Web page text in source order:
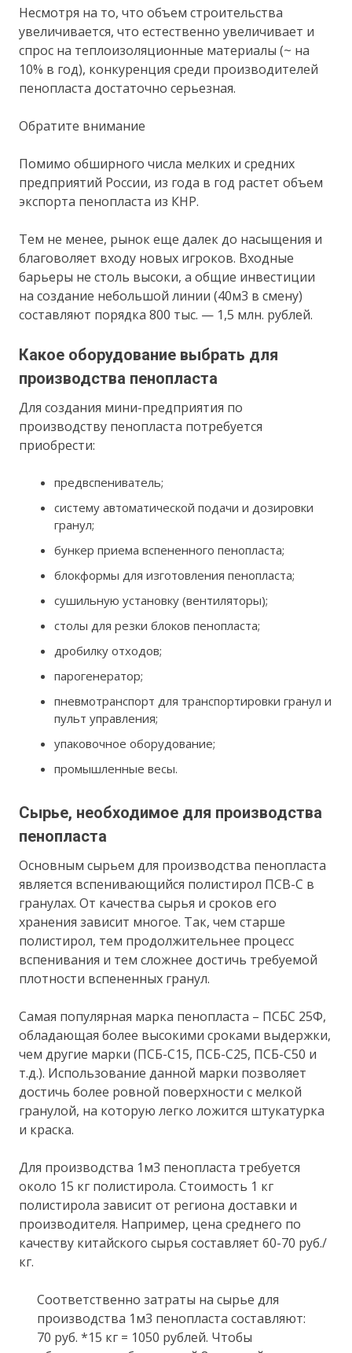
Несмотря на то, что объем строительства
увеличивается, что естественно увеличивает и
спрос на теплоизоляционные материалы (~ на
10% в год), конкуренция среди производителей
пенопласта достаточно серьезная.
Обратите внимание
Помимо обширного числа мелких и средних
предприятий России, из года в год растет объем
экспорта пенопласта из КНР.
Тем не менее, рынок еще далек до насыщения и
благоволяет входу новых игроков. Входные
барьеры не столь высоки, а общие инвестиции
на создание небольшой линии (40м3 в смену)
составляют порядка 800 тыс. — 1,5 млн. рублей.
Какое оборудование выбрать для
производства пенопласта
Для создания мини-предприятия по
производству пенопласта потребуется
приобрести:
предвспениватель;
систему автоматической подачи и дозировки
гранул;
бункер приема вспененного пенопласта;
блокформы для изготовления пенопласта;
сушильную установку (вентиляторы);
столы для резки блоков пенопласта;
дробилку отходов;
парогенератор;
пневмотранспорт для транспортировки гранул и
пульт управления;
упаковочное оборудование;
промышленные весы.
Сырье, необходимое для производства
пенопласта
Основным сырьем для производства пенопласта
является вспенивающийся полистирол ПСВ-С в
гранулах. От качества сырья и сроков его
хранения зависит многое. Так, чем старше
полистирол, тем продолжительнее процесс
вспенивания и тем сложнее достичь требуемой
плотности вспененных гранул.
Самая популярная марка пенопласта – ПСБС 25Ф,
обладающая более высокими сроками выдержки,
чем другие марки (ПСБ-С15, ПСБ-С25, ПСБ-С50 и
т.д.). Использование данной марки позволяет
достичь более ровной поверхности с мелкой
гранулой, на которую легко ложится штукатурка
и краска.
Для производства 1м3 пенопласта требуется
около 15 кг полистирола. Стоимость 1 кг
полистирола зависит от региона доставки и
производителя. Например, цена среднего по
качеству китайского сырья составляет 60-70 руб./
кг.
Соответственно затраты на сырье для
производства 1м3 пенопласта составляют:
70 руб. *15 кг = 1050 рублей. Чтобы